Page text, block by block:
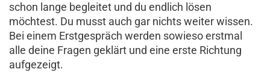
schon lange begleitet und du endlich lösen
möchtest. Du musst auch gar nichts weiter wissen.
Bei einem Erstgespräch werden sowieso erstmal
alle deine Fragen geklärt und eine erste Richtung
aufgezeigt.